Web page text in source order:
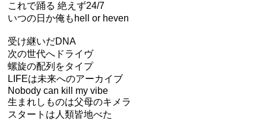
これで踊る 絶えず24/7
いつの日か俺もhell or heven
受け継いだDNA
次の世代へドライヴ
螺旋の配列をタイプ
LIFEは未来へのアーカイブ
Nobody can kill my vibe
生まれしものは父母のキメラ
スタートは人類皆地べた